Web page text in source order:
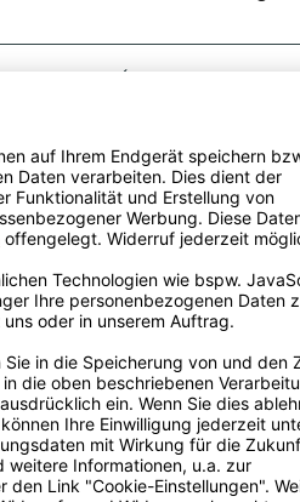
Passende Verpackungen
Geschenkverpackung 1
Tasse mit Fenster
für